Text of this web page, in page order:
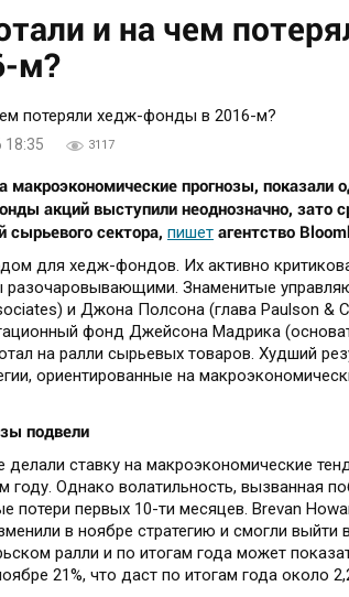
и на чем
м?
18:35 3117
прогнозы, показали
акций выступили неоднозначно, зато
сырьевого сектора, пишет агентство
для хедж-фондов. Их активно
разочаровывающими. Знаменитые
и Джона Полсона (глава Paulson &
фонд Джейсона Мадрика
на ралли сырьевых товаров. Худший
ориентированные на
подвели
ставку на макроэкономические
году. Однако волатильность, вызванная
потери первых 10-ти месяцев. Brevan
в ноябре стратегию и смогли выйти
ралли и по итогам года может
21%, что даст по итогам года около